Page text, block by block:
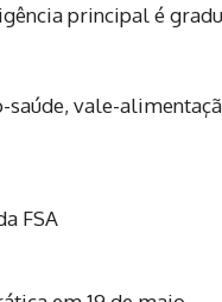
principal é
saúde, vale-
FSA